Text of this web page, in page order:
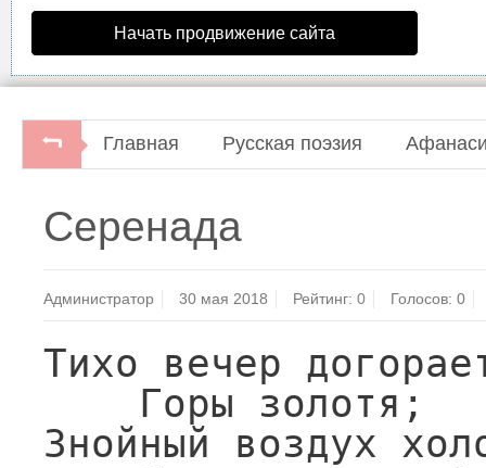
Начать продвижение сайта
Главная Русская поэзия
"Центр-100", 1996.
Серенада
Администратор 30 мая 2018 Рейтинг:0 Голосов: 0
Тихо вечер
Знойный воздух